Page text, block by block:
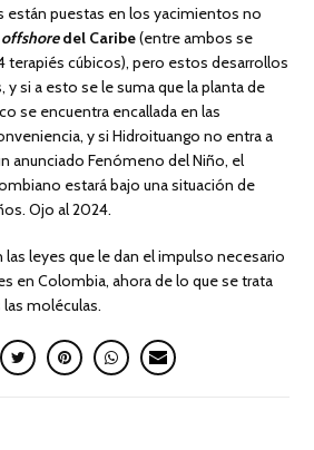
están puestas en los yacimientos no
offshoredel Caribe(entre ambos se
terapiés cúbicos), pero estos desarrollos
y si a esto se le suma que la planta de
se encuentra encallada en las
y si Hidroituango no entra a
anunciado Fenómeno del Niño, el
estará bajo una situación de
Ojo al 2024.
las leyes que le dan el impulso necesario
en Colombia, ahora de lo que se trata
moléculas.